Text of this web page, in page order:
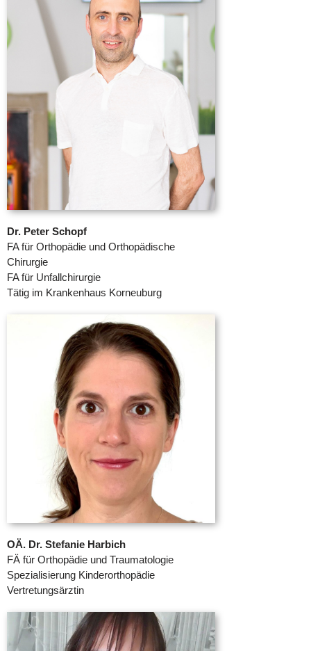
Dr. Peter Schopf
FA für Orthopädie und Orthopädische
Chirurgie
FA für Unfallchirurgie
Tätig im Krankenhaus Korneuburg
OÄ. Dr. Stefanie Harbich
FÄ für Orthopädie und Traumatologie
Spezialisierung Kinderorthopädie
Vertretungsärztin